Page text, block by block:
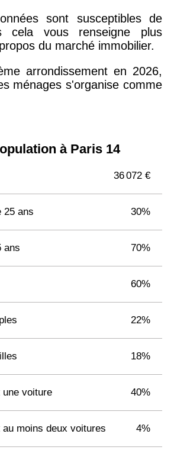
sont susceptibles de
cela vous renseigne plus
du marché immobilier.
arrondissement en 2026,
ménages s'organise comme
à Paris 14
36 072 €
25 ans 30%
ans 70%
60%
22%
18%
une voiture 40%
moins deux voitures 4%